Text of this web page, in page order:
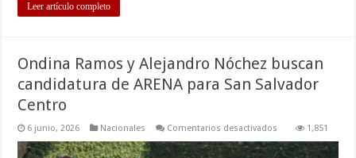
Leer artículo completo
Ondina Ramos y Alejandro Nóchez buscan
candidatura de ARENA para San Salvador
Centro
6 junio, 2026 Nacionales Comentarios desactivados
Ramos
1,851